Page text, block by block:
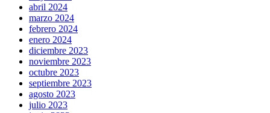
abril 2024
marzo 2024
febrero 2024
enero 2024
diciembre 2023
noviembre 2023
octubre 2023
septiembre 2023
agosto 2023
julio 2023